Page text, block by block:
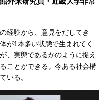
経験から、意見をだしてき
が1本多い状態で生まれてく
、実態であるかのように捉え
ことができる。今ある社会構
いる。